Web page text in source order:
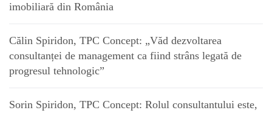
imobiliară din România
Călin Spiridon, TPC Concept: „Văd dezvoltarea
consultanței de management ca fiind strâns legată de
progresul tehnologic”
Sorin Spiridon, TPC Concept: Rolul consultantului este,